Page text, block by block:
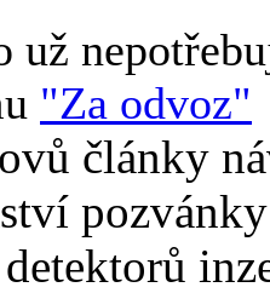
už
"Za odvoz"
články
detektorů